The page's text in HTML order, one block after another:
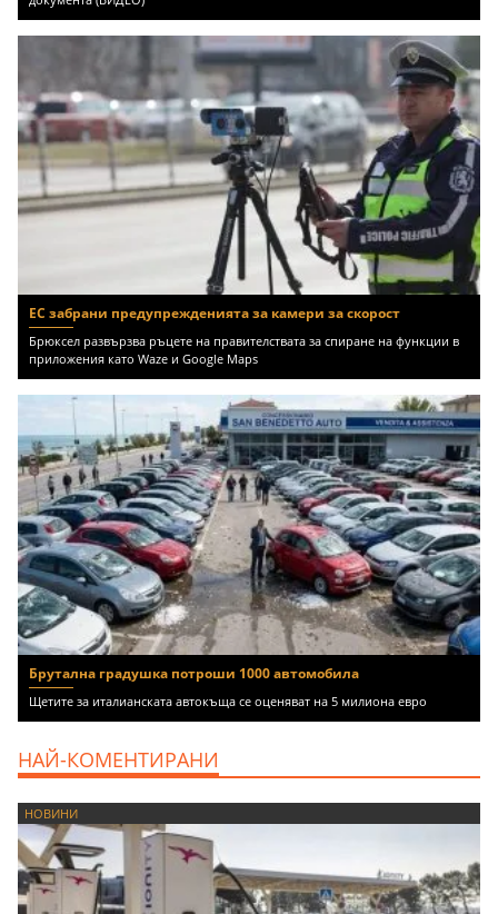
ЕС забрани предупрежденията за камери за скорост
Брюксел развързва ръцете на правителствата за спиране на функции в
приложения като Waze и Google Maps
Брутална градушка потроши 1000 автомобила
Щетите за италианската автокъща се оценяват на 5 милиона евро
НАЙ-КОМЕНТИРАНИ
НОВИНИ